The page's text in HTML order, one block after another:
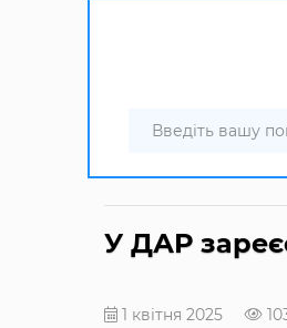
У ДАР
1 квітня 2025